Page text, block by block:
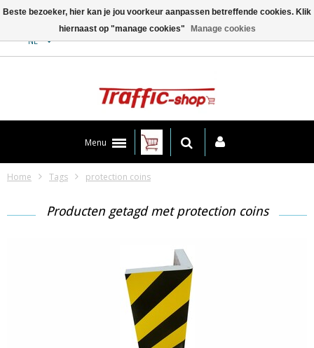
NL
Menu
Home Tags protection coins
Producten getagd met protection coins
Beste bezoeker, hier kan je jou voorkeur aanpassen betreffende cookies. Klik
hiernaast op "manage cookies"
Manage cookies